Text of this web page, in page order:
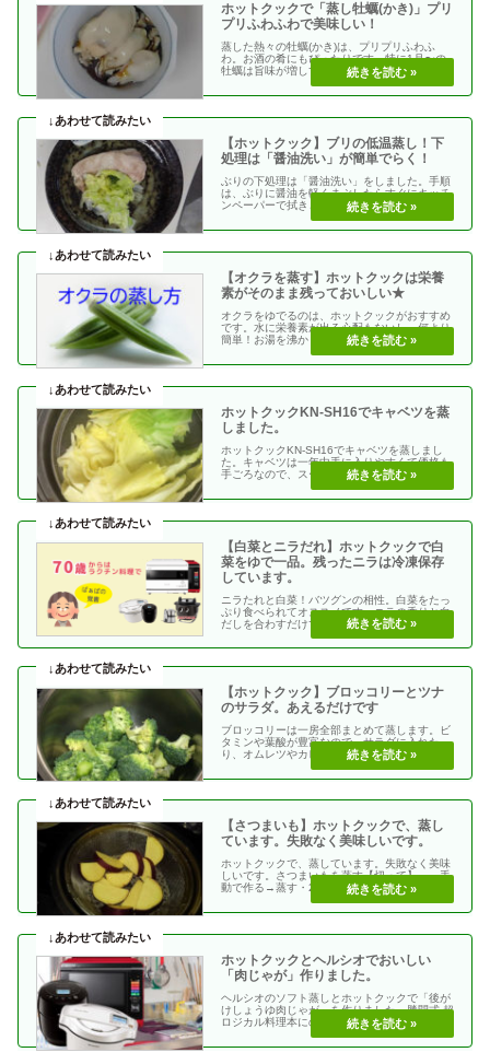
ホットクックで「蒸し牡蠣(かき)」プリ
プリふわふわで美味しい！
蒸した熱々の牡蠣(かき)は、プリプリふわふ
わ。お酒の肴にもぴったりです。特に1月〜の
牡蠣は旨味が増して、美味しい！！蒸し牡蠣(か
【ホットクック】ブリの低温蒸し！下
処理は「醤油洗い」が簡単でらく！
ぶりの下処理は「醤油洗い」をしました。手順
は、ぶりに醤油を軽くまぶしたらすぐにキッチ
ンペーパーで拭きとります。今までは、魚の下
処理に塩と酒を・・
【オクラを蒸す】ホットクックは栄養
素がそのまま残っておいしい★
オクラをゆでるのは、ホットクックがおすすめ
です。水に栄養素が出る心配もないし、何より
簡単！お湯を沸かしてゆでるより楽です。柔ら
かさも、簡単に・・
ホットクックKN-SH16でキャベツを蒸
しました。
ホットクックKN-SH16でキャベツを蒸しまし
た。キャベツは一年中手に入りやすくて価格も
手ごろなので、スープ・メイン・副菜などな
【白菜とニラだれ】ホットクックで白
菜をゆで一品。残ったニラは冷凍保存
しています。
ニラたれと白菜！バツグンの相性。白菜をたっ
ぷり食べられてオススメです。ニラの香りと白
だしを合わすだけで手軽に作れます。２人の食
事は野菜が中途・・
【ホットクック】ブロッコリーとツナ
のサラダ。あえるだけです
ブロッコリーは一房全部まとめて蒸します。ビ
タミンや葉酸が豊富なので、サラダに入れた
り、オムレツやカレーにもいれて３日くらいを
目安に使っていま・・
【さつまいも】ホットクックで、蒸し
ています。失敗なく美味しいです。
ホットクックで、蒸しています。失敗なく美味
しいです。さつまいもを蒸す【切って】 手
動で作る→蒸す・20分【まるごと】 メニュー
ホットクックとヘルシオでおいしい
「肉じゃが」作りました。
ヘルシオのソフト蒸しとホットクックで「後が
けしょうゆ肉じゃが」を作りました。勝間式 超
ロジカル料理本にのっている「野菜とお肉を
別々に蒸して、・・